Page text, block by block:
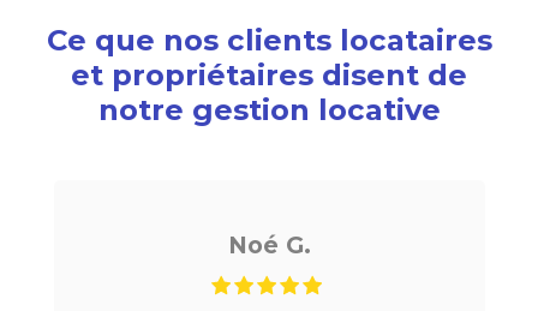
Ce que nos clients locataires
et propriétaires disent de
notre gestion locative
Noé G.